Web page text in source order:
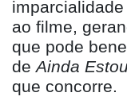
ao filme,
que pode
deAinda
que concorre.